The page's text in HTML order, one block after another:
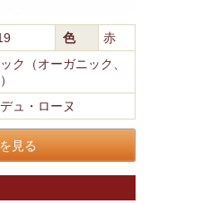
色
赤
ク（オーガニック、
ュ・ローヌ
見る